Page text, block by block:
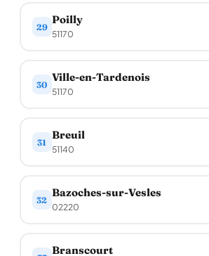
29
Poilly
51170
30
Ville-en-Tardenois
51170
31
Breuil
51140
32
Bazoches-sur-Vesles
02220
Branscourt